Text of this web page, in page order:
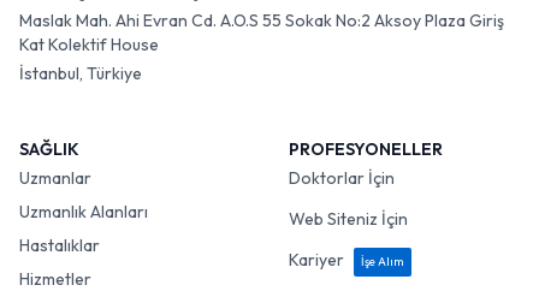
Maslak Mah. Ahi Evran Cd. A.O.S 55 Sokak No:2 Aksoy Plaza Giriş
Kat Kolektif House
İstanbul, Türkiye
SAĞLIK
Uzmanlar
Uzmanlık Alanları
Hastalıklar
Hizmetler
PROFESYONELLER
Doktorlar İçin
Web Siteniz İçin
Kariyer
İşe Alım